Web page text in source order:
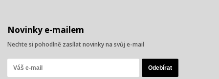
Novinky e-mailem
Nechte si pohodlně zasílat novinky na svůj e-mail